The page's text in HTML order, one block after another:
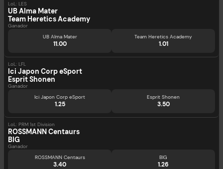
LoL: LES
UB Alma Mater
Team Heretics Academy
Ganador
UB Alma Mater
11.00
Team Heretics Academy
1.01
LoL: LFL
Ici Japon Corp eSport
Esprit Shonen
Ganador
Ici Japon Corp eSport
1.25
Esprit Shonen
3.50
LoL: PRM 1st Division
ROSSMANN Centaurs
BIG
Ganador
ROSSMANN Centaurs
3.40
BIG
1.26